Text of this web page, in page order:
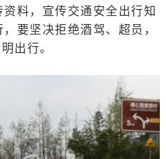
料，宣传交通安全出行知
要坚决拒绝酒驾、超员，
出行。